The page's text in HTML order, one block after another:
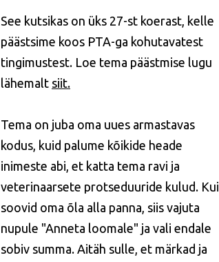
See kutsikas on üks 27-st koerast, kelle
päästsime koos PTA-ga kohutavatest
tingimustest. Loe tema päästmise lugu
lähemalt siit.
Tema on juba oma uues armastavas
kodus, kuid palume kõikide heade
inimeste abi, et katta tema ravi ja
veterinaarsete protseduuride kulud. Kui
soovid oma õla alla panna, siis vajuta
nupule "Anneta loomale" ja vali endale
sobiv summa. Aitäh sulle, et märkad ja